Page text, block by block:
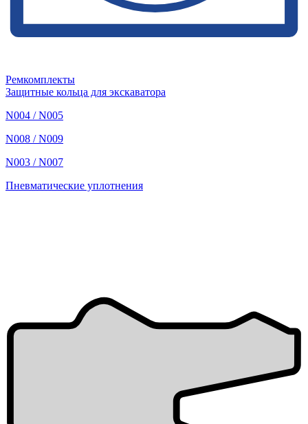
Ремкомплекты
Защитные кольца для экскаватора
N004 / N005
N008 / N009
N003 / N007
Пневматические уплотнения